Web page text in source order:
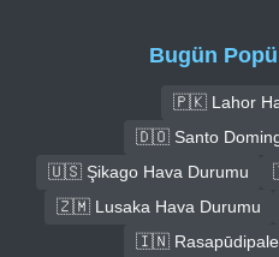
Bugün
🇵🇰 Lahor
🇩🇴 Santo
🇺🇸 Şikago Hava Durumu
🇿🇲 Lusaka Hava Durumu
🇮🇳